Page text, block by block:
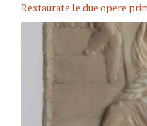
Restaurate le due opere